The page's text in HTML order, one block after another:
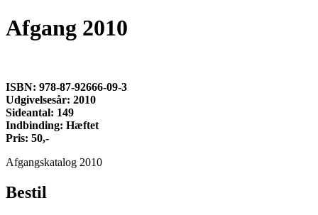
Afgang 2010
ISBN: 978-87-92666-09-3
Udgivelsesår: 2010
Sideantal: 149
Indbinding: Hæftet
Pris: 50,-
Afgangskatalog 2010
Bestil